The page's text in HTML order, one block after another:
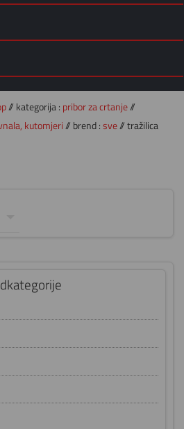
// kategorija : pribor za crtanje//
kutomjeri// brend : sve// tražilica